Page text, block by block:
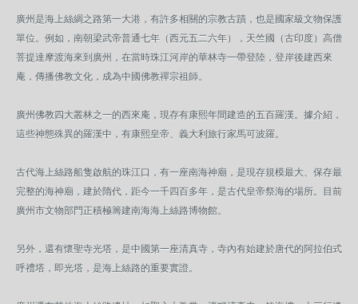
廣州是海上絲綢之路第一大港，有許多相關的宗教古蹟，也是國家級文物保護
單位。例如，南朝梁武帝普通七年（西元五二六年），天竺國（古印度）高僧
菩提達摩渡海來到廣州，在當時珠江河岸的華林寺一帶登陸，登岸後建西來
庵，傳播佛教文化，成為中國佛教禪宗祖師。
廣州佛教四大叢林之一的西來庵，現存有康熙年間建造的五百羅漢。據介紹，
這些神態殊異的羅漢中，有康熙皇帝、義大利旅行家馬可波羅。
古代海上絲路船隻啟航的珠江口，有一座南海神廟，是現存規模最大、保存最
完整的海神廟，建於隋代，距今一千四百多年，是古代皇帝祭海的場所。目前
廣州市文物部門正積極籌建南海海上絲路博物館。
另外，還有懷聖寺光塔，是中國第一座清真寺，寺內有始建於唐代的阿拉伯式
呼禮塔，即光塔，是海上絲路的重要實證。